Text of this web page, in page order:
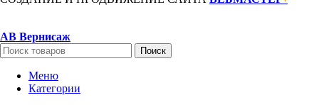
АВ Вернисаж
Поиск
Меню
Категории